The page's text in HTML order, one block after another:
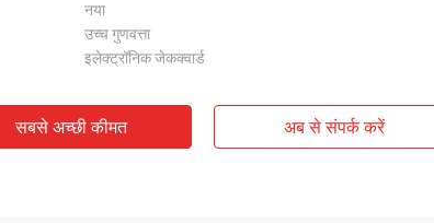
नया
उच्च गुणवत्ता
इलेक्ट्रॉनिक जेकक्वार्ड
सबसे अच्छी कीमत अब से संपर्क करें